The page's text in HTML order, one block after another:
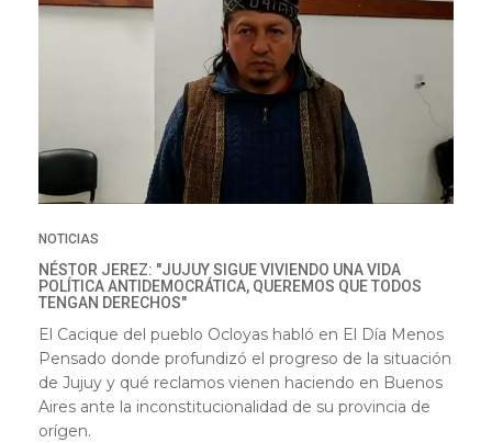
NOTICIAS
NÉSTOR JEREZ: "JUJUY SIGUE VIVIENDO UNA VIDA
POLÍTICA ANTIDEMOCRÁTICA, QUEREMOS QUE TODOS
TENGAN DERECHOS"
El Cacique del pueblo Ocloyas habló en El Día Menos
Pensado donde profundizó el progreso de la situación
de Jujuy y qué reclamos vienen haciendo en Buenos
Aires ante la inconstitucionalidad de su provincia de
orígen.